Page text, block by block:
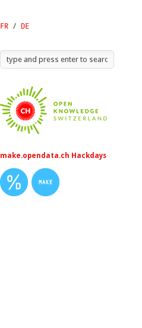
FR / DE
make.opendata.ch Hackdays